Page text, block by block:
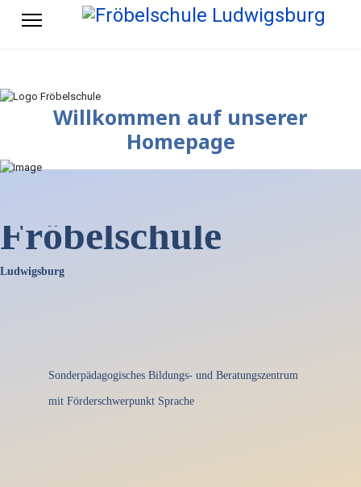
Willkommen auf unserer
Homepage
Fröbelschule
Ludwigsburg
Sonderpädagogisches Bildungs- und Beratungszentrum
mit Förderschwerpunkt Sprache